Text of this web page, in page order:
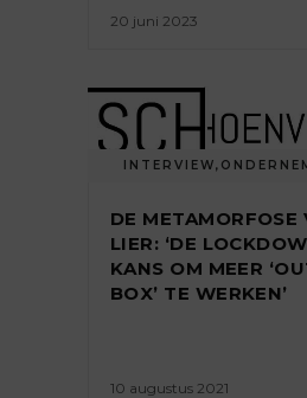
20 juni 2023
INTERVIEW,
DE METAMORFOSE
LIER: ‘DE
KANS OM MEER
BOX’ TE WERKEN’
10 augustus 2021